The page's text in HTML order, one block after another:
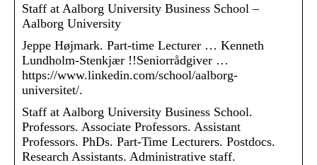
Staff at Aalborg University Business School –
Aalborg University
Jeppe Højmark. Part-time Lecturer … Kenneth
Lundholm-Stenkjær !!Seniorrådgiver …
https://www.linkedin.com/school/aalborg-
universitet/.
Staff at Aalborg University Business School.
Professors. Associate Professors. Assistant
Professors. PhDs. Part-Time Lecturers. Postdocs.
Research Assistants. Administrative staff.